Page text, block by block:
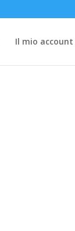
Il mio account